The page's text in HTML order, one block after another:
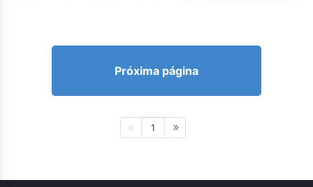
Próxima página
1